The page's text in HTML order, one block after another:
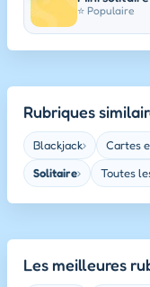
⭐ Populaire
Rubriques
Blackjack› Cartes
Solitaire› Toutes
Les meilleures